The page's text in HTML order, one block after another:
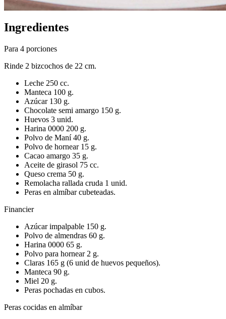
Ingredientes
Para 4 porciones
Rinde 2 bizcochos de 22 cm.
Leche 250 cc.
Manteca 100 g.
Azúcar 130 g.
Chocolate semi amargo 150 g.
Huevos 3 unid.
Harina 0000 200 g.
Polvo de Maní 40 g.
Polvo de hornear 15 g.
Cacao amargo 35 g.
Aceite de girasol 75 cc.
Queso crema 50 g.
Remolacha rallada cruda 1 unid.
Peras en almíbar cubeteadas.
Financier
Azúcar impalpable 150 g.
Polvo de almendras 60 g.
Harina 0000 65 g.
Polvo para hornear 2 g.
Claras 165 g (6 unid de huevos pequeños).
Manteca 90 g.
Miel 20 g.
Peras pochadas en cubos.
Peras cocidas en almíbar